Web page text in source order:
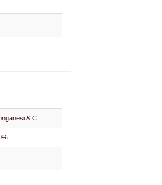
& C.